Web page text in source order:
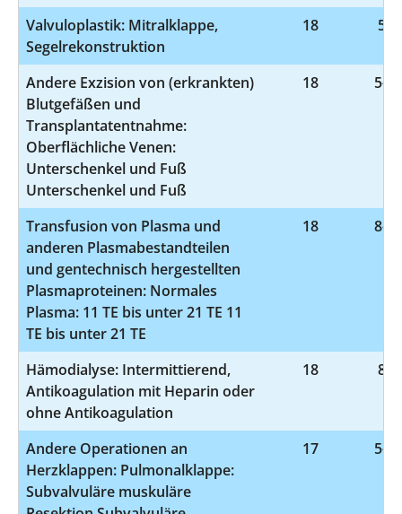
Valvuloplastik: Mitralklappe,
Segelrekonstruktion
18 5-
Andere Exzision von (erkrankten)
Blutgefäßen und
Transplantatentnahme:
Oberflächliche Venen:
Unterschenkel und Fuß
Unterschenkel und Fuß
18 5-
Transfusion von Plasma und
anderen Plasmabestandteilen
und gentechnisch hergestellten
Plasmaproteinen: Normales
Plasma: 11 TE bis unter 21 TE 11
TE bis unter 21 TE
18 8-
Hämodialyse: Intermittierend,
Antikoagulation mit Heparin oder
ohne Antikoagulation
18 8-
Andere Operationen an
Herzklappen: Pulmonalklappe:
Subvalvuläre muskuläre
17 5-